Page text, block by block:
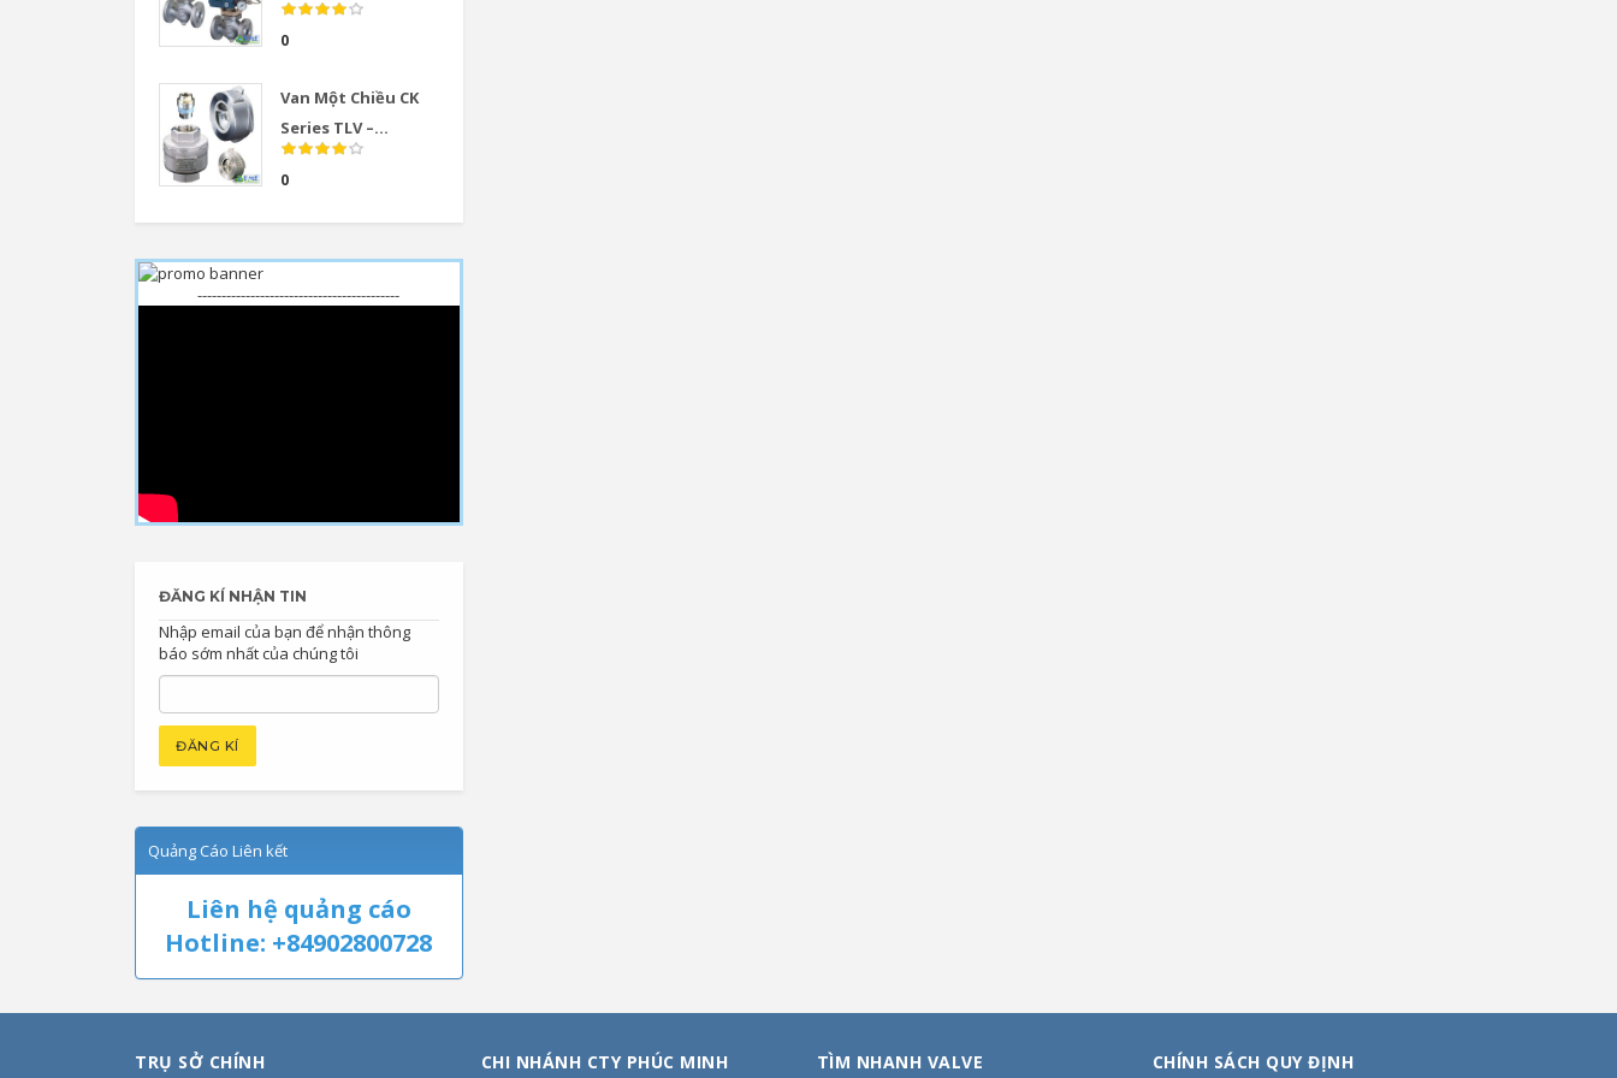
0
Van Một Chiều CK
Series TLV –...
0
------------------------------------------
ĐĂNG KÍ NHẬN TIN
Nhập email của bạn để nhận thông
báo sớm nhất của chúng tôi
Quảng Cáo Liên kết
Liên hệ quảng cáo
Hotline: +84902800728
TRỤ SỞ CHÍNH CHI NHÁNH CTY PHÚC MINH TÌM NHANH VALVE CHÍNH SÁCH QUY ĐỊNH